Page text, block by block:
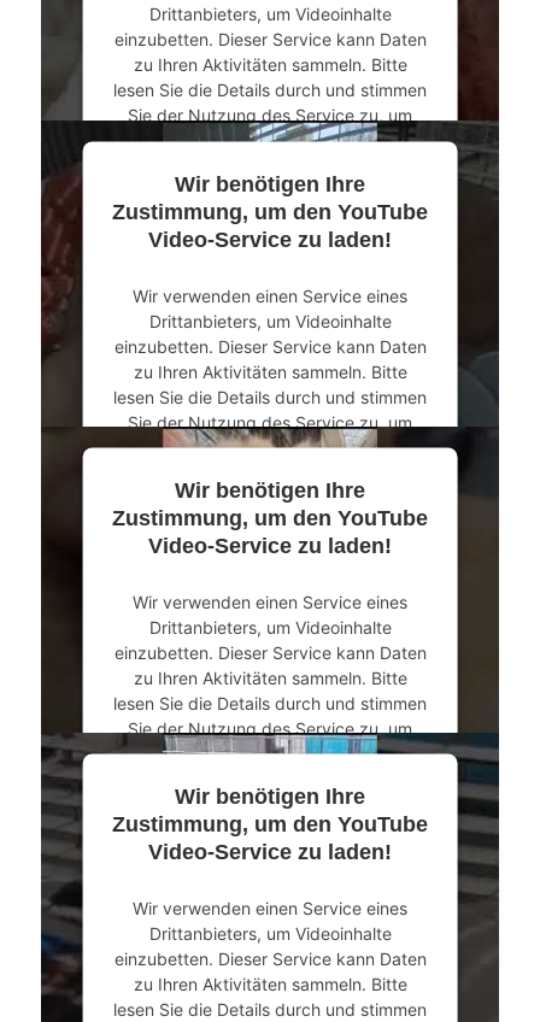
Drittanbieters, um Videoinhalte
einzubetten. Dieser Service kann Daten
zu Ihren Aktivitäten sammeln. Bitte
lesen Sie die Details durch und stimmen
Sie der Nutzung des Service zu, um
dieses Video anzusehen.
Mehr Informationen
powered byUsercentrics Consent
Management Platform&eRecht24
Wir benötigen Ihre
Zustimmung, um den YouTube
Video-Service zu laden!
Wir verwenden einen Service eines
Drittanbieters, um Videoinhalte
einzubetten. Dieser Service kann Daten
zu Ihren Aktivitäten sammeln. Bitte
lesen Sie die Details durch und stimmen
Sie der Nutzung des Service zu, um
dieses Video anzusehen.
Mehr Informationen
powered byUsercentrics Consent
Management Platform&eRecht24
Wir benötigen Ihre
Zustimmung, um den YouTube
Video-Service zu laden!
Wir verwenden einen Service eines
Drittanbieters, um Videoinhalte
einzubetten. Dieser Service kann Daten
zu Ihren Aktivitäten sammeln. Bitte
lesen Sie die Details durch und stimmen
Sie der Nutzung des Service zu, um
dieses Video anzusehen.
Mehr Informationen
powered byUsercentrics Consent
Management Platform&eRecht24
Wir benötigen Ihre
Zustimmung, um den YouTube
Video-Service zu laden!
Wir verwenden einen Service eines
Drittanbieters, um Videoinhalte
einzubetten. Dieser Service kann Daten
zu Ihren Aktivitäten sammeln. Bitte
lesen Sie die Details durch und stimmen